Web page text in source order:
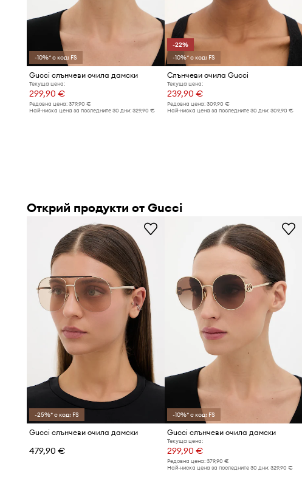
-10%* с код: FS
Gucci слънчеви очила дамски
Текуща цена:
299,90 €
Редовна цена: 379,90 €
Най-ниска цена за последните 30 дни: 329,90 €
-22%
-10%* с код: FS
Слънчеви очила Gucci
Текуща цена:
239,90 €
Редовна цена:309,90 €
Най-ниска цена за последните 30 дни:309,90 €
Открий продукти от Gucci
-25%* с код: FS
Gucci слънчеви очила дамски
479,90 €
-10%* с код: FS
Gucci слънчеви очила дамски
Текуща цена:
299,90 €
Редовна цена:379,90 €
Най-ниска цена за последните 30 дни:329,90 €